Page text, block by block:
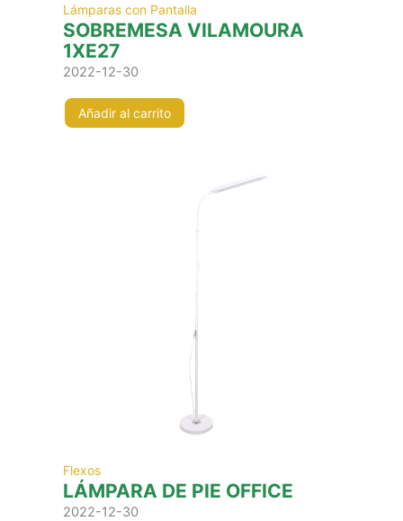
Lámparas con Pantalla
SOBREMESA VILAMOURA
1XE27
2022-12-30
Añadir al carrito
Flexos
LÁMPARA DE PIE OFFICE
2022-12-30